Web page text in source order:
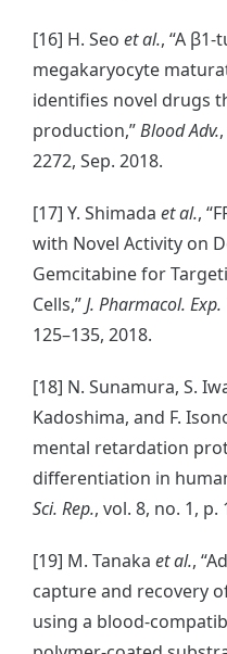
[16] H. Seo et al., “A
megakaryocyte
identifies novel drugs
production,”Blood Adv.
2272, Sep. 2018.
[17] Y. Shimada et al.,
with Novel Activity on
Gemcitabine for
Cells,”J. Pharmacol. Exp.
125–135, 2018.
[18] N. Sunamura, S.
Kadoshima, and F.
mental retardation
differentiation in
Sci. Rep., vol. 8, no. 1, p.
[19] M. Tanaka et al.,
capture and recovery
using a blood-